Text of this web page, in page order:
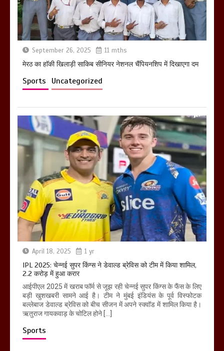
March 11, 2025
September 26, 2025 11 mths
मेरठ का हाॅकी खिलाड़ी साकिब सीनियर नेशनल चैंपियनशिप में दिखाएगा दम
Sports Uncategorized
April 18, 2025 1 yr
IPL 2025: चेन्नई सुपर किंग्स ने डेवाल्ड ब्रेविस को टीम में किया शामिल,
2.2 करोड़ में हुआ करार
आईपीएल 2025 में खराब फॉर्म से जूझ रही चेन्नई सुपर किंग्स के फैंस के लिए
बड़ी खुशखबरी सामने आई है। टीम ने मुंबई इंडियंस के पूर्व विस्फोटक
बल्लेबाज डेवाल्ड ब्रेविस को बीच सीजन में अपने स्क्वॉड में शामिल किया है।
ऋतुराज गायकवाड़ के चोटिल होने […]
Sports